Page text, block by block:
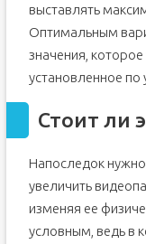
выставлять
Оптимальным
значения,
установленное
Стоит ли
Напоследок
увеличить
изменяя ее
условным, ведь в